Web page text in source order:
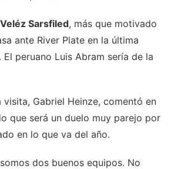
Veléz Sarsfiled, más que motivado
ante River Plate en la última
peruano Luis Abram sería de la
visita, Gabriel Heinze, comentó en
que será un duelo muy parejo por
en lo que va del año.
dos buenos equipos. No